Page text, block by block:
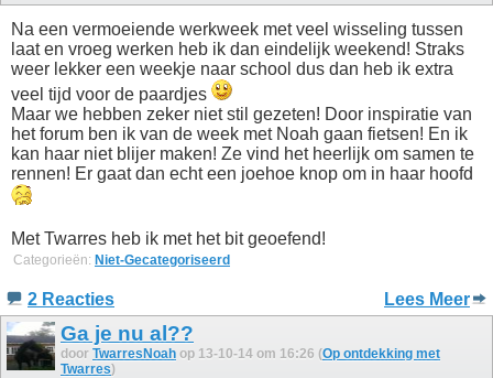
Na een vermoeiende werkweek met veel wisseling tussen
laat en vroeg werken heb ik dan eindelijk weekend! Straks
weer lekker een weekje naar school dus dan heb ik extra
veel tijd voor de paardjes
Maar we hebben zeker niet stil gezeten! Door inspiratie van
het forum ben ik van de week met Noah gaan fietsen! En ik
kan haar niet blijer maken! Ze vind het heerlijk om samen te
rennen! Er gaat dan echt een joehoe knop om in haar hoofd
Met Twarres heb ik met het bit geoefend!
Categorieën: Niet-Gecategoriseerd
2 Reacties Lees Meer
Ga je nu al??
door TwarresNoah op 13-10-14 om 16:26 (Op ontdekking met
Twarres)